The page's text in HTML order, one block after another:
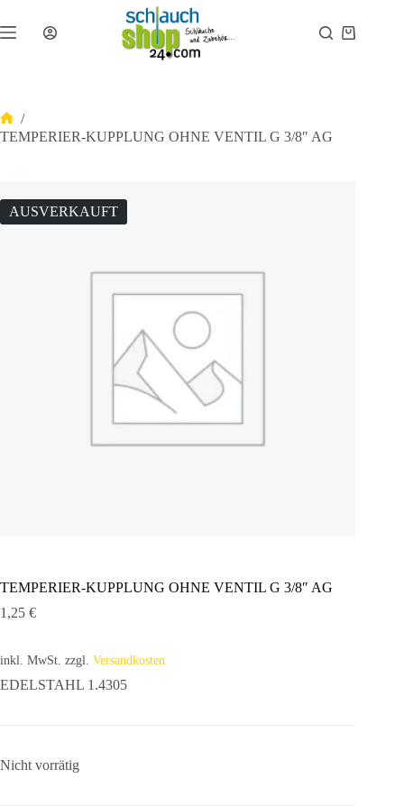
Inhalt
springen
Warenkorb
Start
/
TEMPERIER-KUPPLUNG OHNE VENTIL G 3/8″ AG
AUSVERKAUFT
TEMPERIER-KUPPLUNG OHNE VENTIL G 3/8″ AG
1,25 €
inkl. MwSt. zzgl. Versandkosten
EDELSTAHL 1.4305
Nicht vorrätig